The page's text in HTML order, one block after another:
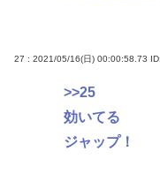
27 : 2021/05/16(日) 00:00:58.73
>>25
効いてる
ジャップ！